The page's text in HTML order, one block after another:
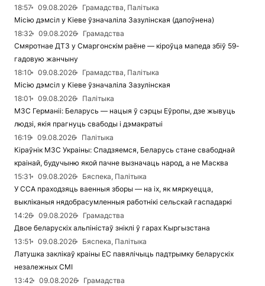
18:57
09.08.2026
Грамадства, Палітыка
Місію дэмсіл у Кіеве ўзначаліла Зазулінская (дапоўнена)
18:32
09.08.2026
Грамадства
Смяротнае ДТЗ у Смаргонскім раёне — кіроўца мапеда збіў 59-
гадовую жанчыну
18:10
09.08.2026
Грамадства, Палітыка
Місію дэмсіл у Кіеве ўзначаліла Зазулінская
18:01
09.08.2026
Палітыка
МЗС Германіі: Беларусь — нацыя ў сэрцы Еўропы, дзе жывуць
людзі, якія прагнуць свабоды і дэмакратыі
16:19
09.08.2026
Палітыка
Кіраўнік МЗС Украіны: Спадзяемся, Беларусь стане свабоднай
краінай, будучыню якой пачне вызначаць народ, а не Масква
15:31
09.08.2026
Бяспека, Палітыка
У ССА праходзяць ваенныя зборы — на іх, як мяркуецца,
выкліканыя нядобрасумленныя работнікі сельскай гаспадаркі
14:26
09.08.2026
Грамадства
Двое беларускіх альпіністаў зніклі ў гарах Кыргызстана
13:51
09.08.2026
Бяспека, Палітыка
Латушка заклікаў краіны ЕС павялічыць падтрымку беларускіх
незалежных СМІ
13:42
09.08.2026
Грамадства